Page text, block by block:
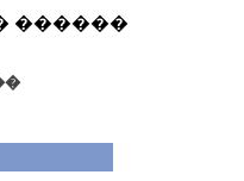
������